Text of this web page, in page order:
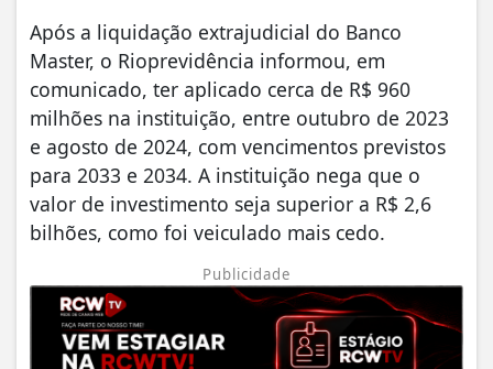
Após a liquidação extrajudicial do Banco
Master, o Rioprevidência informou, em
comunicado, ter aplicado cerca de R$ 960
milhões na instituição, entre outubro de 2023
e agosto de 2024, com vencimentos previstos
para 2033 e 2034. A instituição nega que o
valor de investimento seja superior a R$ 2,6
bilhões, como foi veiculado mais cedo.
Publicidade